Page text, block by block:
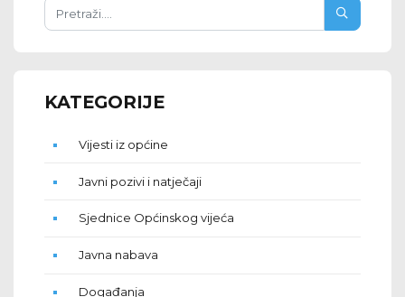
KATEGORIJE
Vijesti iz općine
Javni pozivi i natječaji
Sjednice Općinskog vijeća
Javna nabava
Događanja